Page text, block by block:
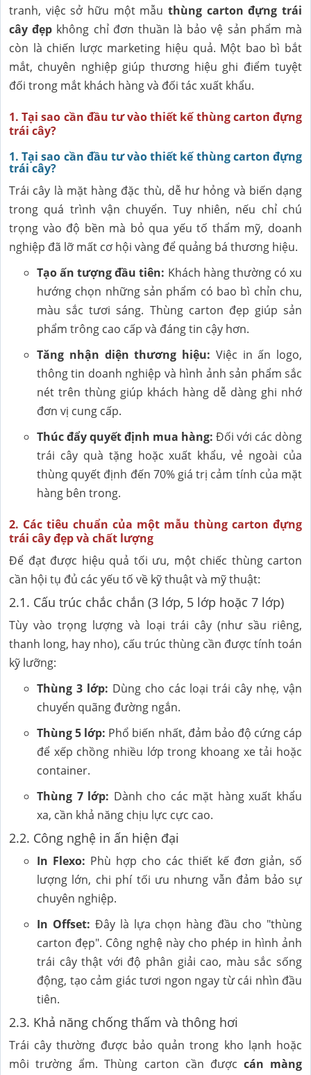
tranh, việc sở hữu một mẫu thùng carton đựng trái
cây đẹp không chỉ đơn thuần là bảo vệ sản phẩm mà
còn là chiến lược marketing hiệu quả. Một bao bì bắt
mắt, chuyên nghiệp giúp thương hiệu ghi điểm tuyệt
đối trong mắt khách hàng và đối tác xuất khẩu.
1. Tại sao cần đầu tư vào thiết kế thùng carton đựng
trái cây?
1. Tại sao cần đầu tư vào thiết kế thùng carton đựng
trái cây?
Trái cây là mặt hàng đặc thù, dễ hư hỏng và biến dạng
trong quá trình vận chuyển. Tuy nhiên, nếu chỉ chú
trọng vào độ bền mà bỏ qua yếu tố thẩm mỹ, doanh
nghiệp đã lỡ mất cơ hội vàng để quảng bá thương hiệu.
Tạo ấn tượng đầu tiên: Khách hàng thường có xu
hướng chọn những sản phẩm có bao bì chỉn chu,
màu sắc tươi sáng. Thùng carton đẹp giúp sản
phẩm trông cao cấp và đáng tin cậy hơn.
Tăng nhận diện thương hiệu: Việc in ấn logo,
thông tin doanh nghiệp và hình ảnh sản phẩm sắc
nét trên thùng giúp khách hàng dễ dàng ghi nhớ
đơn vị cung cấp.
Thúc đẩy quyết định mua hàng: Đối với các dòng
trái cây quà tặng hoặc xuất khẩu, vẻ ngoài của
thùng quyết định đến 70% giá trị cảm tính của mặt
hàng bên trong.
2. Các tiêu chuẩn của một mẫu thùng carton đựng
trái cây đẹp và chất lượng
Để đạt được hiệu quả tối ưu, một chiếc thùng carton
cần hội tụ đủ các yếu tố về kỹ thuật và mỹ thuật:
2.1. Cấu trúc chắc chắn (3 lớp, 5 lớp hoặc 7 lớp)
Tùy vào trọng lượng và loại trái cây (như sầu riêng,
thanh long, hay nho), cấu trúc thùng cần được tính toán
kỹ lưỡng:
Thùng 3 lớp: Dùng cho các loại trái cây nhẹ, vận
chuyển quãng đường ngắn.
Thùng 5 lớp: Phổ biến nhất, đảm bảo độ cứng cáp
để xếp chồng nhiều lớp trong khoang xe tải hoặc
container.
Thùng 7 lớp: Dành cho các mặt hàng xuất khẩu
xa, cần khả năng chịu lực cực cao.
2.2. Công nghệ in ấn hiện đại
In Flexo: Phù hợp cho các thiết kế đơn giản, số
lượng lớn, chi phí tối ưu nhưng vẫn đảm bảo sự
chuyên nghiệp.
In Offset: Đây là lựa chọn hàng đầu cho "thùng
carton đẹp". Công nghệ này cho phép in hình ảnh
trái cây thật với độ phân giải cao, màu sắc sống
động, tạo cảm giác tươi ngon ngay từ cái nhìn đầu
tiên.
2.3. Khả năng chống thấm và thông hơi
Trái cây thường được bảo quản trong kho lạnh hoặc
môi trường ẩm. Thùng carton cần được cán màng